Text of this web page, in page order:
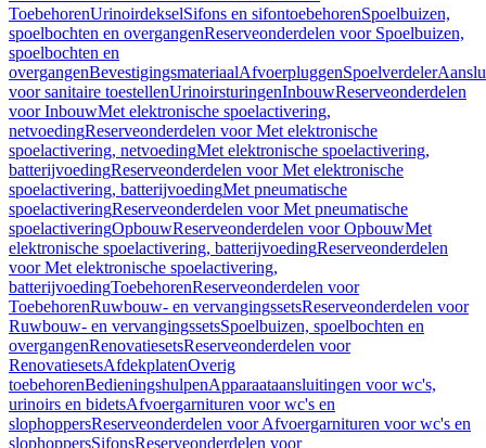
ToebehorenUrinoirdekselSifons en sifontoebehorenSpoelbuizen,
spoelbochten en overgangenReserveonderdelen voor Spoelbuizen,
spoelbochten en
overgangenBevestigingsmateriaalAfvoerpluggenSpoelverdeler
voor sanitaire toestellenUrinoirsturingenInbouwReserveonderdelen
voor InbouwMet elektronische spoelactivering,
netvoedingReserveonderdelen voor Met elektronische
spoelactivering, netvoedingMet elektronische spoelactivering,
batterijvoedingReserveonderdelen voor Met elektronische
spoelactivering, batterijvoedingMet pneumatische
spoelactiveringReserveonderdelen voor Met pneumatische
spoelactiveringOpbouwReserveonderdelen voor OpbouwMet
elektronische spoelactivering, batterijvoedingReserveonderdelen
voor Met elektronische spoelactivering,
batterijvoedingToebehorenReserveonderdelen voor
ToebehorenRuwbouw- en vervangingssetsReserveonderdelen voor
Ruwbouw- en vervangingssetsSpoelbuizen, spoelbochten en
overgangenRenovatiesetsReserveonderdelen voor
RenovatiesetsAfdekplatenOverig
toebehorenBedieningshulpenApparaataansluitingen voor wc's,
urinoirs en bidetsAfvoergarnituren voor wc's en
slophoppersReserveonderdelen voor Afvoergarnituren voor wc's en
slophoppersSifonsReserveonderdelen voor